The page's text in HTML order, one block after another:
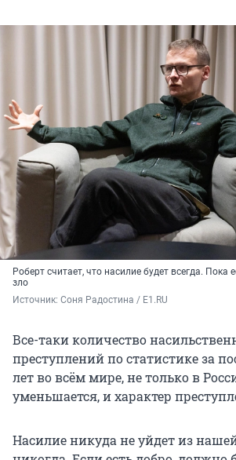
Роберт считает, что насилие будет всегда. Пока
зло
Источник: Соня Радостина / E1.RU
Все-таки количество
преступлений по статистике за
лет во всём мире, не только в
уменьшается, и характер
Насилие никуда не уйдет из